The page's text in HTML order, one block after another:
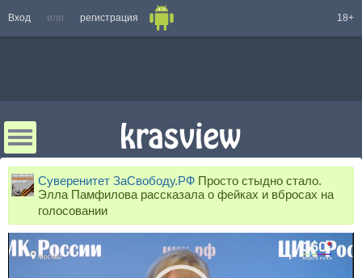
Вход или регистрация 18+
Суверенитет ЗаСвободу.РФ Просто стыдно стало.
Элла Памфилова рассказала о фейках и вбросах на
голосовании